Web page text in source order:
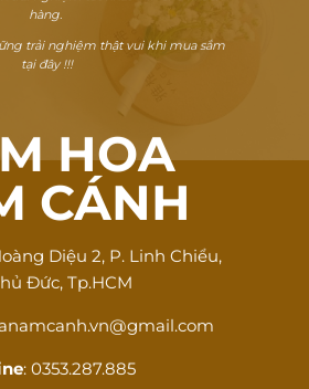
hàng.
trải nghiệm thật vui khi mua sắm
tại đây !!!
HOA
CÁNH
Diệu 2, P. Linh Chiểu,
Đức, Tp.HCM
: 0353.287.885